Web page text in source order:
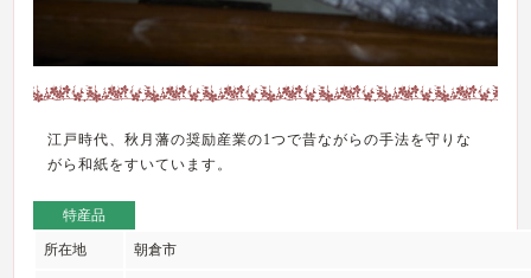
江戸時代、秋月藩の奨励産業の1つで昔ながらの手法を守りな
がら和紙をすいています。
特産品
所在地 朝倉市